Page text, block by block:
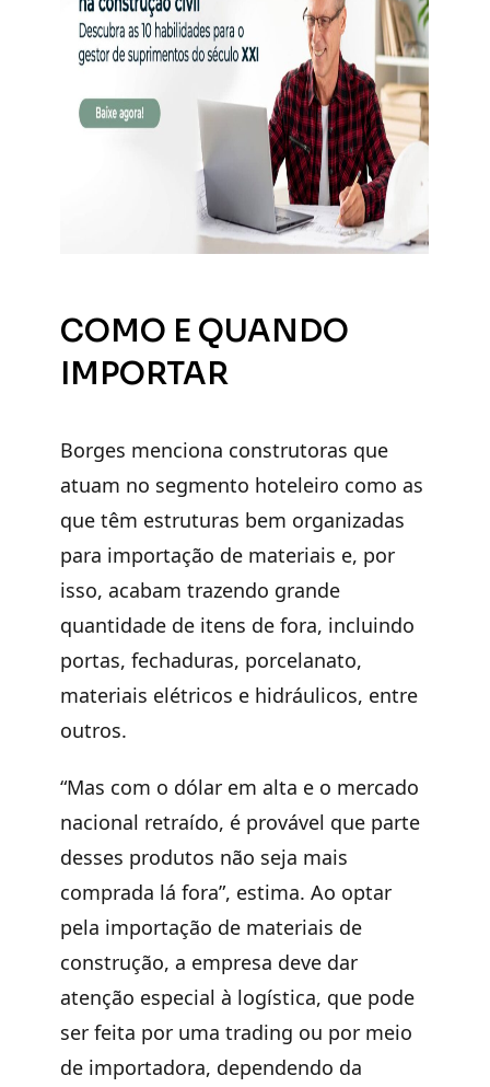
COMO E QUANDO
IMPORTAR
Borges menciona construtoras que
atuam no segmento hoteleiro como as
que têm estruturas bem organizadas
para importação de materiais e, por
isso, acabam trazendo grande
quantidade de itens de fora, incluindo
portas, fechaduras, porcelanato,
materiais elétricos e hidráulicos, entre
outros.
“Mas com o dólar em alta e o mercado
nacional retraído, é provável que parte
desses produtos não seja mais
comprada lá fora”, estima. Ao optar
pela importação de materiais de
construção, a empresa deve dar
atenção especial à logística, que pode
ser feita por uma trading ou por meio
de importadora, dependendo da